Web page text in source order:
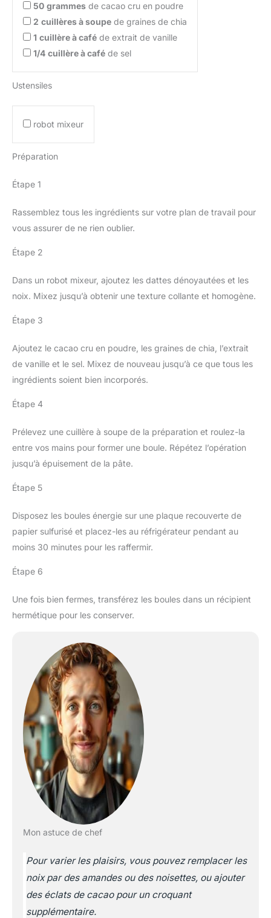
50 grammes de cacao cru en poudre
2 cuillères à soupe de graines de chia
1 cuillère à café de extrait de vanille
1/4 cuillère à café de sel
Ustensiles
robot mixeur
Préparation
Étape 1
Rassemblez tous les ingrédients sur votre plan de travail pour
vous assurer de ne rien oublier.
Étape 2
Dans un robot mixeur, ajoutez les dattes dénoyautées et les
noix. Mixez jusqu’à obtenir une texture collante et homogène.
Étape 3
Ajoutez le cacao cru en poudre, les graines de chia, l’extrait
de vanille et le sel. Mixez de nouveau jusqu’à ce que tous les
ingrédients soient bien incorporés.
Étape 4
Prélevez une cuillère à soupe de la préparation et roulez-la
entre vos mains pour former une boule. Répétez l’opération
jusqu’à épuisement de la pâte.
Étape 5
Disposez les boules énergie sur une plaque recouverte de
papier sulfurisé et placez-les au réfrigérateur pendant au
moins 30 minutes pour les raffermir.
Étape 6
Une fois bien fermes, transférez les boules dans un récipient
hermétique pour les conserver.
Mon astuce de chef
Pour varier les plaisirs, vous pouvez remplacer les
noix par des amandes ou des noisettes, ou ajouter
des éclats de cacao pour un croquant
supplémentaire.